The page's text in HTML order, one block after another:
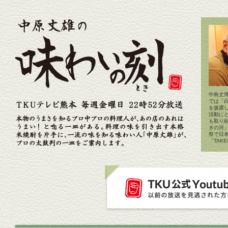
中島丈
では「
を披露
活動に
も取り
きの河
祭で日
「